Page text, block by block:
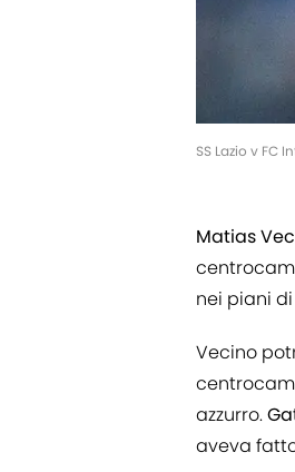
SS Lazio v FC
Matias
nei piani di
Vecino
azzurro.
aveva